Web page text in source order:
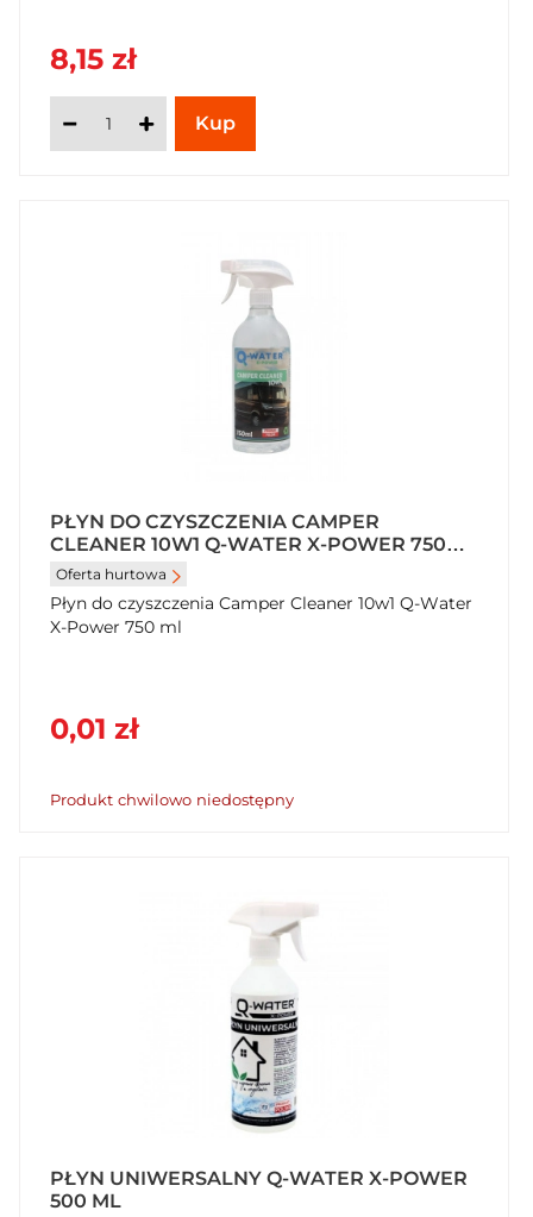
czyszczących. Sprawdź w SzybkiKoszyk.pl!
8,15 zł
PŁYN DO CZYSZCZENIA CAMPER
CLEANER 10W1 Q-WATER X-POWER 750
ML
Oferta hurtowa
Płyn do czyszczenia Camper Cleaner 10w1 Q-Water
X-Power 750 ml
0,01 zł
Produkt chwilowo niedostępny
PŁYN UNIWERSALNY Q-WATER X-POWER
500 ML